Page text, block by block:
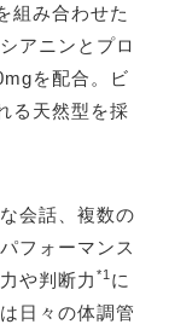
組み合わせた
アニンとプロ
を配合。ビ
る天然型を採
会話、複数の
フォーマンス
や判断力 *1 に
日々の体調管